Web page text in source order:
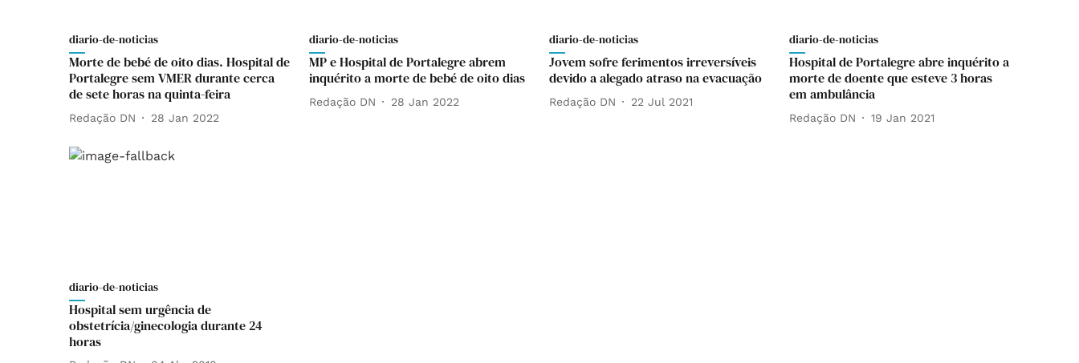
diario-de-noticias
Morte de bebé de oito dias. Hospital de
Portalegre sem VMER durante cerca
de sete horas na quinta-feira
Redação DN 28 Jan 2022
diario-de-noticias
MP e Hospital de Portalegre abrem
inquérito a morte de bebé de oito dias
Redação DN 28 Jan 2022
diario-de-noticias
Jovem sofre ferimentos irreversíveis
devido a alegado atraso na evacuação
Redação DN 22 Jul 2021
diario-de-noticias
Hospital de Portalegre abre inquérito a
morte de doente que esteve 3 horas
em ambulância
Redação DN 19 Jan 2021
diario-de-noticias
Hospital sem urgência de
obstetrícia/ginecologia durante 24
horas